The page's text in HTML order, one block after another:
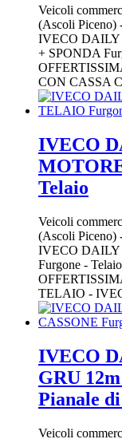
Veicoli
(Ascoli Piceno)
IVECO DAILY
+ SPONDA
CON CASSA
IVECO
Telaio
Veicoli
(Ascoli Piceno)
IVECO DAILY
Furgone -
TELAIO -
IVECO
GRU
Pianale
Veicoli